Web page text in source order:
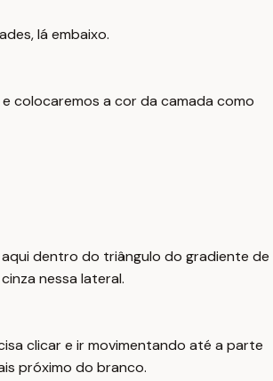
lá embaixo.
colocaremos a cor da camada como
dentro do triângulo do gradiente de
nessa lateral.
clicar e ir movimentando até a parte
próximo do branco.